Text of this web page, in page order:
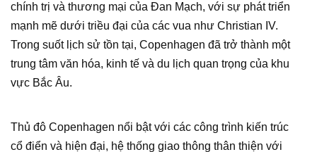
chính trị và thương mại của Đan Mạch, với sự phát triển
mạnh mẽ dưới triều đại của các vua như Christian IV.
Trong suốt lịch sử tồn tại, Copenhagen đã trở thành một
trung tâm văn hóa, kinh tế và du lịch quan trọng của khu
vực Bắc Âu.
Thủ đô Copenhagen nổi bật với các công trình kiến trúc
cổ điển và hiện đại, hệ thống giao thông thân thiện với